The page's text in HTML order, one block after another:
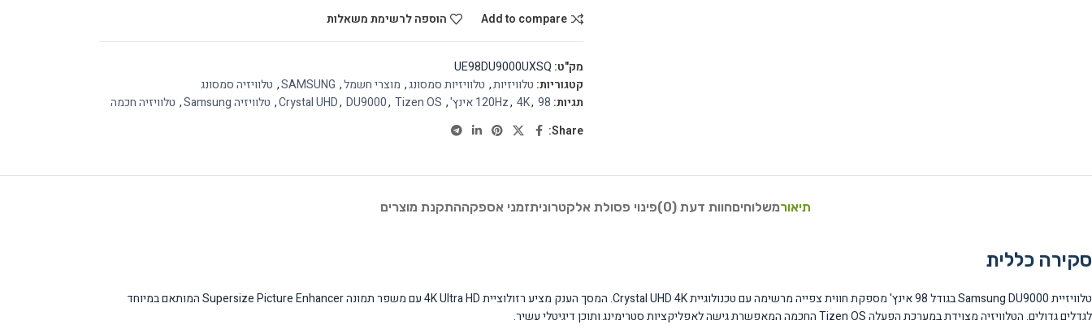
Add to compare הוספה לרשימת משאלות
מק"ט: UE98DU9000UXSQ
קטגוריות: טלוויזיות, טלוויזיות סמסונג, מוצרי חשמל,
SAMSUNG
, טלוויזיה סמסונג
תגיות:
120Hz, 4K, 98 אינץ' ,
Crystal UHD, DU9000, Tizen OS
, טלוויזיה Samsung , טלוויזיה חכמה
Share:
תיאורמשלוחיםחוות דעת (0) פינוי פסולת אלקטרוניתזמני אספקההתקנת מוצרים
סקירה כללית
טלוויזיית Samsung DU9000 בגודל 98 אינץ' מספקת חווית צפייה מרשימה עם טכנולוגיית Crystal UHD 4K. המסך הענק מציע רזולוציית 4K Ultra HD עם משפר תמונה Supersize Picture Enhancer המותאם במיוחד
לגדלים גדולים. הטלוויזיה מצוידת במערכת הפעלה Tizen OS החכמה המאפשרת גישה לאפליקציות סטרימינג ותוכן דיגיטלי עשיר.